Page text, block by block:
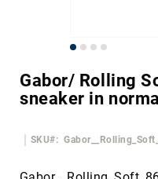
naar
het
begin
de
Gabor/ Rolling
sneaker in
SKU